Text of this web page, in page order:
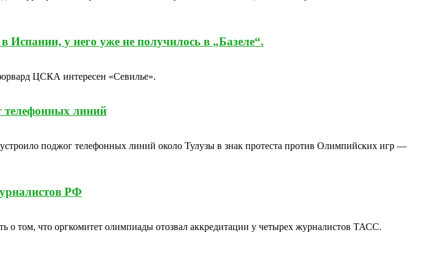
Испании, у него уже не получилось в „Базеле“.
ЦСКА интересен «Севилье».
телефонных линий
поджог телефонных линий около Тулузы в знак протеста против Олимпийских игр —
РФ
о том, что оргкомитет олимпиады отозвал аккредитации у четырех журналистов ТАСС.